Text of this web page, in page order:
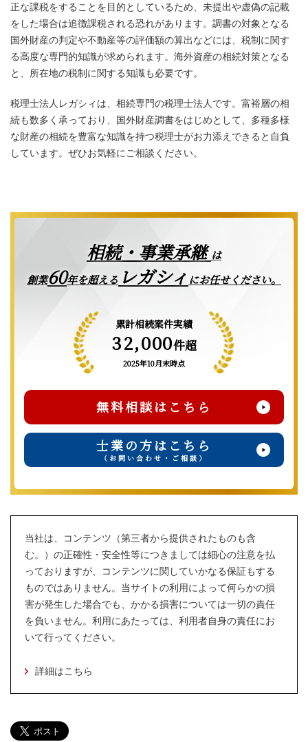
正な課税をすることを目的としているため、未提出や虚偽の記載
をした場合は追徴課税される恐れがあります。調書の対象となる
国外財産の判定や不動産等の評価額の算出などには、税制に関す
る高度な専門的知識が求められます。海外資産の相続対策となる
と、所在地の税制に関する知識も必要です。
税理士法人レガシィは、相続専門の税理士法人です。富裕層の相
続も数多く承っており、国外財産調書をはじめとして、多種多様
な財産の相続を豊富な知識を持つ税理士がお力添えできると自負
しています。ぜひお気軽にご相談ください。
相続・事業承継は
創業60年を超える レガシィ にお任せください。
累計相続案件実績
32,000件超
2025年10月末時点
無料相談はこちら
士業の方はこちら
（お問い合わせ・ご相談）
当社は、コンテンツ（第三者から提供されたものも含
む。）の正確性・安全性等につきましては細心の注意を払
っておりますが、コンテンツに関していかなる保証もする
ものではありません。当サイトの利用によって何らかの損
害が発生した場合でも、かかる損害については一切の責任
を負いません。利用にあたっては、利用者自身の責任にお
いて行ってください。
詳細はこちら